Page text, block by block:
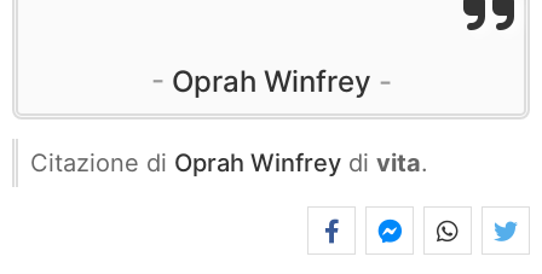
Oprah Winfrey
Citazione di Oprah Winfrey di vita.